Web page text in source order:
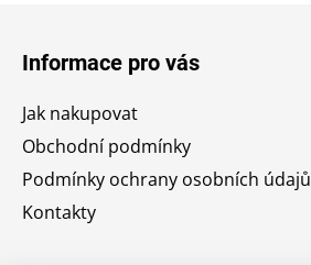
Informace pro vás
Jak nakupovat
Obchodní podmínky
Podmínky ochrany osobních údajů
Kontakty